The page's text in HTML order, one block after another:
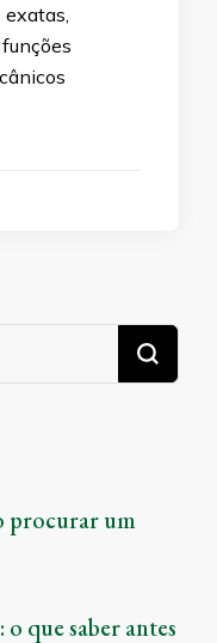
procurar um
que saber antes